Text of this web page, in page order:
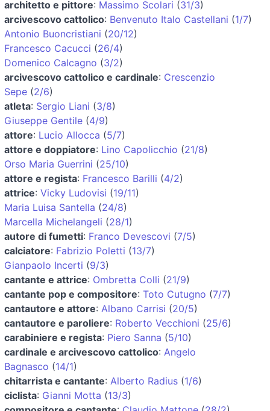
architetto e pittore: Massimo Scolari (31/3)
arcivescovo cattolico: Benvenuto Italo Castellani (1/7)
Antonio Buoncristiani (20/12)
Francesco Cacucci (26/4)
Domenico Calcagno (3/2)
arcivescovo cattolico e cardinale: Crescenzio
Sepe (2/6)
atleta: Sergio Liani (3/8)
Giuseppe Gentile (4/9)
attore: Lucio Allocca (5/7)
attore e doppiatore: Lino Capolicchio (21/8)
Orso Maria Guerrini (25/10)
attore e regista: Francesco Barilli (4/2)
attrice: Vicky Ludovisi (19/11)
Maria Luisa Santella (24/8)
Marcella Michelangeli (28/1)
autore di fumetti: Franco Devescovi (7/5)
calciatore: Fabrizio Poletti (13/7)
Gianpaolo Incerti (9/3)
cantante e attrice: Ombretta Colli (21/9)
cantante pop e compositore: Toto Cutugno (7/7)
cantautore e attore: Albano Carrisi (20/5)
cantautore e paroliere: Roberto Vecchioni (25/6)
carabiniere e regista: Piero Sanna (5/10)
cardinale e arcivescovo cattolico: Angelo
Bagnasco (14/1)
chitarrista e cantante: Alberto Radius (1/6)
ciclista: Gianni Motta (13/3)